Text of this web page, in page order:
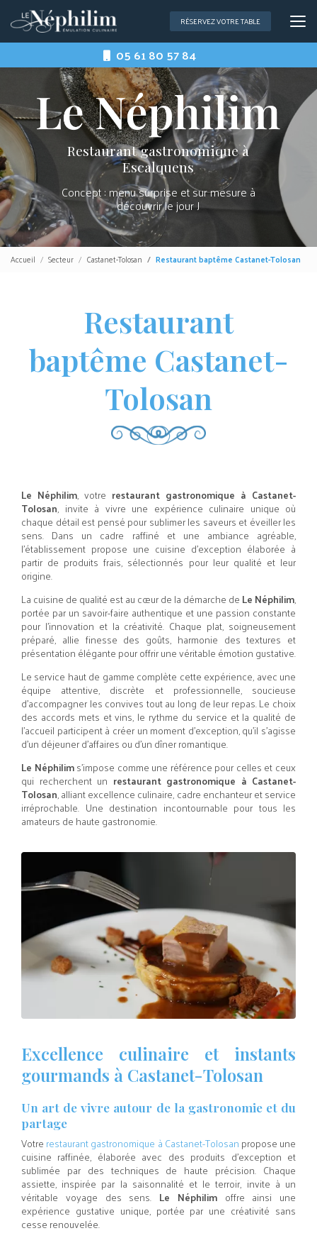
contenu
principal 05 61 80 57 84
RÉSERVEZ VOTRE TABLE
Restaurant gastronomique à
Escalquens
Concept : menu surprise et sur mesure à
découvrir le jour J
Accueil Secteur Castanet-Tolosan Restaurant baptême Castanet-Tolosan
Restaurant
baptême Castanet-
Tolosan
Le Néphilim, votre restaurant gastronomique à Castanet-
Tolosan, invite à vivre une expérience culinaire unique où
chaque détail est pensé pour sublimer les saveurs et éveiller les
sens. Dans un cadre raffiné et une ambiance agréable,
l’établissement propose une cuisine d’exception élaborée à
partir de produits frais, sélectionnés pour leur qualité et leur
origine.
La cuisine de qualité est au cœur de la démarche de Le Néphilim,
portée par un savoir-faire authentique et une passion constante
pour l’innovation et la créativité. Chaque plat, soigneusement
préparé, allie finesse des goûts, harmonie des textures et
présentation élégante pour offrir une véritable émotion gustative.
Le service haut de gamme complète cette expérience, avec une
équipe attentive, discrète et professionnelle, soucieuse
d’accompagner les convives tout au long de leur repas. Le choix
des accords mets et vins, le rythme du service et la qualité de
l’accueil participent à créer un moment d’exception, qu’il s’agisse
d’un déjeuner d’affaires ou d’un dîner romantique.
Le Néphilims’impose comme une référence pour celles et ceux
qui recherchent un restaurant gastronomique à Castanet-
Tolosan, alliant excellence culinaire, cadre enchanteur et service
irréprochable. Une destination incontournable pour tous les
amateurs de haute gastronomie.
Excellence culinaire et instants
gourmands à Castanet-Tolosan
Un art de vivre autour de la gastronomie et du
partage
Votre restaurant gastronomique à Castanet-Tolosan propose une
cuisine raffinée, élaborée avec des produits d’exception et
sublimée par des techniques de haute précision. Chaque
assiette, inspirée par la saisonnalité et le terroir, invite à un
véritable voyage des sens. Le Néphilimoffre ainsi une
expérience gustative unique, portée par une créativité sans
cesse renouvelée.